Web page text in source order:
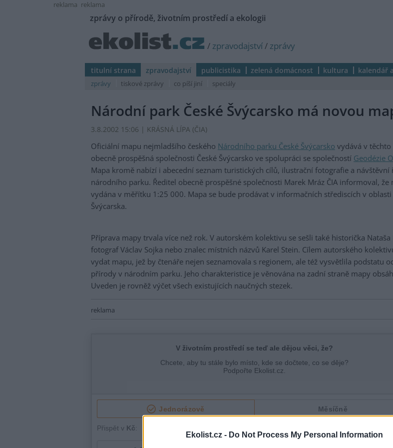
Ekolist.cz - Do Not Process My Personal Information
reklama reklama
zprávy o přírodě, životním prostředí a ekologii
/ zpravodajství/ zprávy
titulní strana zpravodajství publicistika zelená domácnost kultura kalendář
zprávy tiskové zprávy co píší jiní speciály
Národní park České Švýcarsko má novou
3.8.2002 15:06 | KRÁSNÁ LÍPA (ČIA)
Oficiální mapu nejmladšího českého Národního parku České Švýcarsko vydává v těchto
obecně prospěšná společnosti České Švýcarsko ve spolupráci se společností Geodézie
Mapa kromě nabízí i abecední seznam turistických cílů, ilustrační fotografie a návštěvní
národního parku. Ředitel obecně prospěšné společnosti Marek Mráz ČIA informoval, že
vydána v měřítku 1:25 000. Mapa se bude prodávat v informačních střediscích v oblasti
Švýcarska.
Příprava mapy trvala více než rok. V autorském kolektivu se sešli také historička Nataša
fotograf Václav Sojka nebo znalec místních názvů Karel Stein. Cílem autorského
vydat mapu, jež by čtenáře nejen seznamovala s regionem, ale též vysvětlila podstatu
přírody v národním parku. Jeho charakteristice je věnována na zadní straně mapy
Uveden je rovněž výčet všech existujících naučných stezek.
reklama